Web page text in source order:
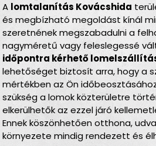
A lomtalanítás Kovácshida
és megbízható megoldást kínál
szeretnének megszabadulni a
nagyméretű vagy feleslegessé
időpontra kérhető
lehetőséget biztosít arra, hogy a
mértékben az Ön
szükség a lomok közterületre
elkerülhetők az ezzel járó
Ennek köszönhetően otthona,
környezete mindig rendezett és